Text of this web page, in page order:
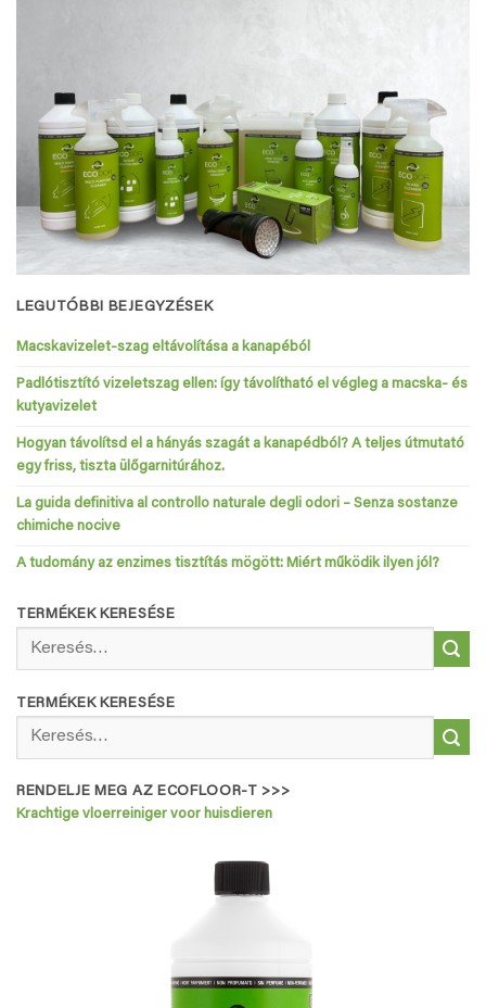
LEGUTÓBBI BEJEGYZÉSEK
Macskavizelet-szag eltávolítása a kanapéból
Padlótisztító vizeletszag ellen: így távolítható el végleg a macska- és
kutyavizelet
Hogyan távolítsd el a hányás szagát a kanapédból? A teljes útmutató
egy friss, tiszta ülőgarnitúrához.
La guida definitiva al controllo naturale degli odori – Senza sostanze
chimiche nocive
A tudomány az enzimes tisztítás mögött: Miért működik ilyen jól?
TERMÉKEK KERESÉSE
TERMÉKEK KERESÉSE
RENDELJE MEG AZ ECOFLOOR-T >>>
Krachtige vloerreiniger voor huisdieren